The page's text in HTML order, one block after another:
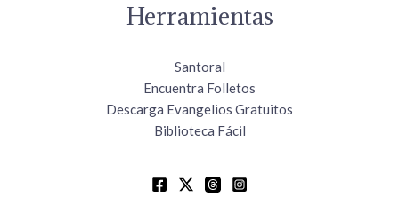
Herramientas
Santoral
Encuentra Folletos
Descarga Evangelios Gratuitos
Biblioteca Fácil